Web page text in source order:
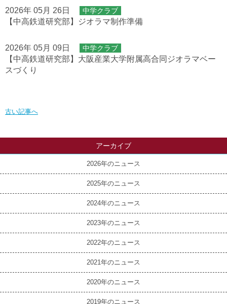
2026年 05月 26日 中学クラブ
【中高鉄道研究部】ジオラマ制作準備
2026年 05月 09日 中学クラブ
【中高鉄道研究部】大阪産業大学附属高合同ジオラマベー
スづくり
古い記事へ
アーカイブ
2026
2025
2024
2023
2022
2021
2020
2019